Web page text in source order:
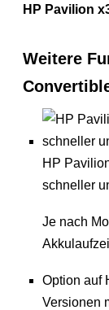
HP Pavilion
Weitere
HP
schneller
Je nach
Option auf
Versionen